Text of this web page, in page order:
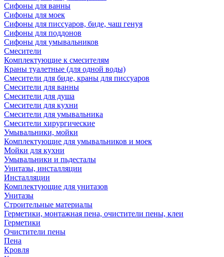
Сифоны для ванны
Сифоны для моек
Сифоны для писсуаров, биде, чаш генуя
Сифоны для поддонов
Сифоны для умывальников
Смесители
Комплектующие к смесителям
Краны туалетные (для одной воды)
Смесители для биде, краны для писсуаров
Смесители для ванны
Смесители для душа
Смесители для кухни
Смесители для умывальника
Смесители хирургические
Умывальники, мойки
Комплектующие для умывальников и моек
Мойки для кухни
Умывальники и пьдесталы
Унитазы, инсталляции
Инсталляции
Комплектующие для унитазов
Унитазы
Строительные материалы
Герметики, монтажная пена, очистители пены, клеи
Герметики
Очистители пены
Пена
Кровля